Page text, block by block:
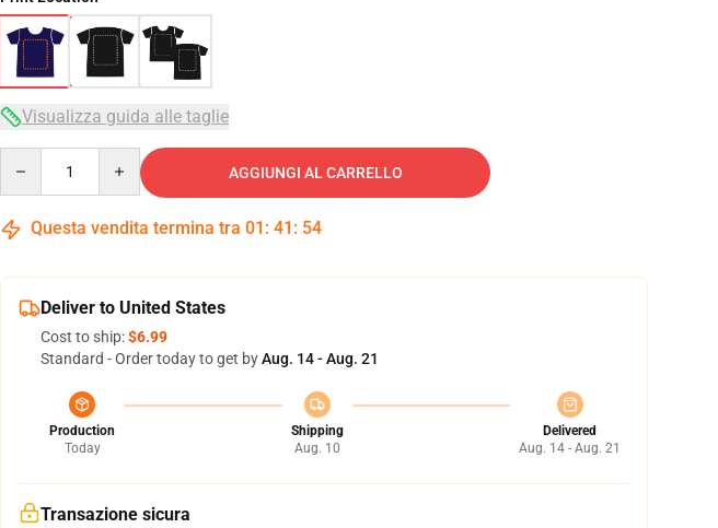
Visualizza guida alle taglie
AGGIUNGI AL CARRELLO
Questa vendita termina tra 01 : 41 : 53
Deliver to United States
Cost to ship:$6.99
Standard - Order today to get byAug. 14 - Aug. 21
Production
Today
Shipping
Aug. 10
Delivered
Aug. 14 - Aug. 21
Transazione sicura